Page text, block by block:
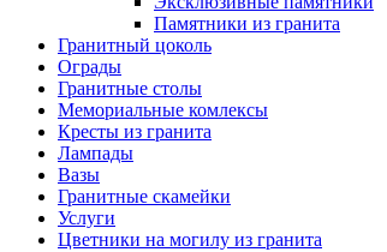
Памятники из гранита
Гранитный цоколь
Ограды
Гранитные столы
Мемориальные комлексы
Кресты из гранита
Лампады
Вазы
Гранитные скамейки
Услуги
Цветники на могилу из гранита